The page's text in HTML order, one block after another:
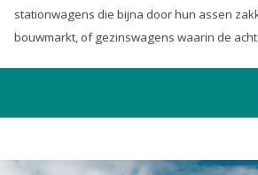
stationwagens die bijna door hun assen
bouwmarkt, of gezinswagens waarin de
zeulen. We houden van onze auto’s en we